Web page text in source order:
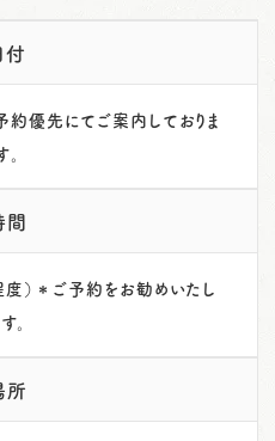
付
優先にてご案内しておりま
。
間
）＊ご予約をお勧めいたし
。
所